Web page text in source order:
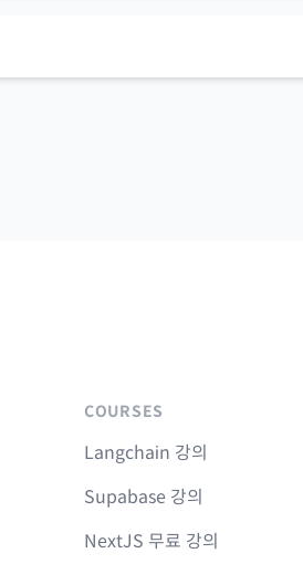
COURSES
Langchain 강의
Supabase 강의
NextJS 무료 강의